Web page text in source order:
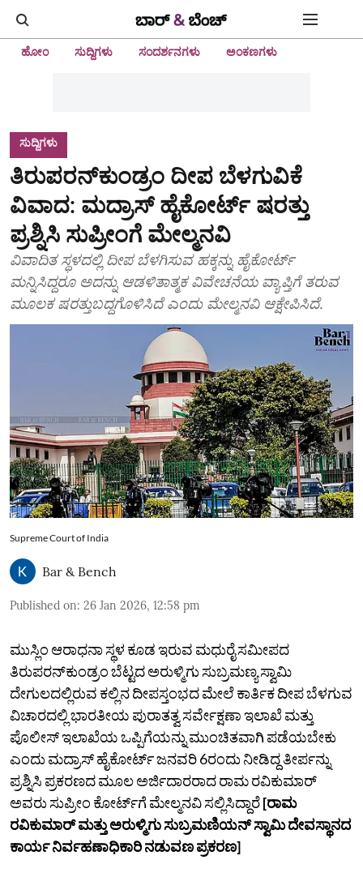
ಹೋಂ ಸುದ್ದಿಗಳು ಸಂದರ್ಶನಗಳು ಅಂಕಣಗಳು
ಸುದ್ದಿಗಳು
ತಿರುಪರನ್‌ಕುಂಡ್ರಂ ದೀಪ ಬೆಳಗುವಿಕೆ
ವಿವಾದ: ಮದ್ರಾಸ್‌ ಹೈಕೋರ್ಟ್‌ ಷರತ್ತು
ಪ್ರಶ್ನಿಸಿ ಸುಪ್ರೀಂಗೆ ಮೇಲ್ಮನವಿ
ವಿವಾದಿತ ಸ್ಥಳದಲ್ಲಿ ದೀಪ ಬೆಳಗಿಸುವ ಹಕ್ಕನ್ನು ಹೈಕೋರ್ಟ್
ಮನ್ನಿಸಿದ್ದರೂ ಅದನ್ನು ಆಡಳಿತಾತ್ಮಕ ವಿವೇಚನೆಯ ವ್ಯಾಪ್ತಿಗೆ ತರುವ
ಮೂಲಕ ಷರತ್ತುಬದ್ಧಗೊಳಿಸಿದೆ ಎಂದು ಮೇಲ್ಮನವಿ ಆಕ್ಷೇಪಿಸಿದೆ.
Supreme Court of India
Bar & Bench
Published on: 26 Jan 2026, 12:58 pm
ಮುಸ್ಲಿಂ ಆರಾಧನಾ ಸ್ಥಳ ಕೂಡ ಇರುವ ಮಧುರೈ ಸಮೀಪದ
ತಿರುಪರನ್‌ಕುಂಡ್ರಂ ಬೆಟ್ಟದ ಅರುಳ್ಮಿಗು ಸುಬ್ರಮಣ್ಯ ಸ್ವಾಮಿ
ದೇಗುಲದಲ್ಲಿರುವ ಕಲ್ಲಿನ ದೀಪಸ್ತಂಭದ ಮೇಲೆ ಕಾರ್ತಿಕ ದೀಪ ಬೆಳಗುವ
ವಿಚಾರದಲ್ಲಿ ಭಾರತೀಯ ಪುರಾತತ್ವ ಸರ್ವೇಕ್ಷಣಾ ಇಲಾಖೆ ಮತ್ತು
ಪೊಲೀಸ್‌ ಇಲಾಖೆಯ ಒಪ್ಪಿಗೆಯನ್ನು ಮುಂಚಿತವಾಗಿ ಪಡೆಯಬೇಕು
ಎಂದು ಮದ್ರಾಸ್‌ ಹೈಕೋರ್ಟ್‌ ಜನವರಿ 6ರಂದು ನೀಡಿದ್ದ ತೀರ್ಪನ್ನು
ಪ್ರಶ್ನಿಸಿ ಪ್ರಕರಣದ ಮೂಲ ಅರ್ಜಿದಾರರಾದ ರಾಮ ರವಿಕುಮಾರ್
ಅವರು ಸುಪ್ರೀಂ ಕೋರ್ಟ್‌ಗೆ ಮೇಲ್ಮನವಿ ಸಲ್ಲಿಸಿದ್ದಾರೆ[ರಾಮ
ರವಿಕುಮಾರ್ ಮತ್ತು ಅರುಳ್ಮಿಗು ಸುಬ್ರಮಣಿಯನ್‌ ಸ್ವಾಮಿ ದೇವಸ್ಥಾನದ
ಕಾರ್ಯ ನಿರ್ವಹಣಾಧಿಕಾರಿ ನಡುವಣ ಪ್ರಕರಣ]